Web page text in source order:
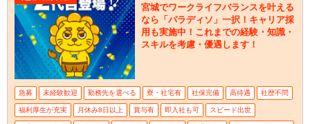
宮城でワークライフバランスを叶える
なら「パラディソ」一択！キャリア採
用も実施中！これまでの経験・知識・
スキルを考慮・優遇します！
急募 未経験歓迎 勤務先を選べる 寮・社宅有 社保完備 高待遇 社歴不問
福利厚生が充実 月休み8日以上 賞与有 即入社も可 スピード出世